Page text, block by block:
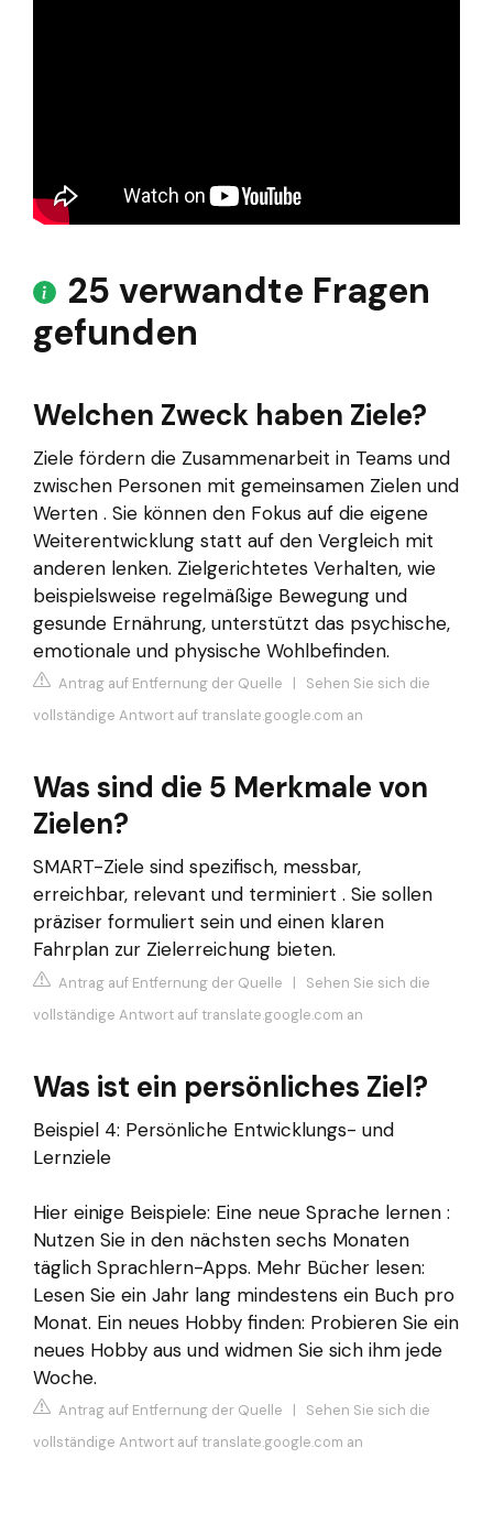
25 verwandte Fragen
gefunden
Welchen Zweck haben Ziele?
Ziele fördern die Zusammenarbeit in Teams und
zwischen Personen mit gemeinsamen Zielen und
Werten . Sie können den Fokus auf die eigene
Weiterentwicklung statt auf den Vergleich mit
anderen lenken. Zielgerichtetes Verhalten, wie
beispielsweise regelmäßige Bewegung und
gesunde Ernährung, unterstützt das psychische,
emotionale und physische Wohlbefinden.
Antrag auf Entfernung der Quelle | Sehen Sie sich die
vollständige Antwort auf translate.google.com an
Was sind die 5 Merkmale von
Zielen?
SMART-Ziele sind spezifisch, messbar,
erreichbar, relevant und terminiert . Sie sollen
präziser formuliert sein und einen klaren
Fahrplan zur Zielerreichung bieten.
Antrag auf Entfernung der Quelle | Sehen Sie sich die
vollständige Antwort auf translate.google.com an
Was ist ein persönliches Ziel?
Beispiel 4: Persönliche Entwicklungs- und
Lernziele
Hier einige Beispiele: Eine neue Sprache lernen :
Nutzen Sie in den nächsten sechs Monaten
täglich Sprachlern-Apps. Mehr Bücher lesen:
Lesen Sie ein Jahr lang mindestens ein Buch pro
Monat. Ein neues Hobby finden: Probieren Sie ein
neues Hobby aus und widmen Sie sich ihm jede
Woche.
Antrag auf Entfernung der Quelle | Sehen Sie sich die
vollständige Antwort auf translate.google.com an